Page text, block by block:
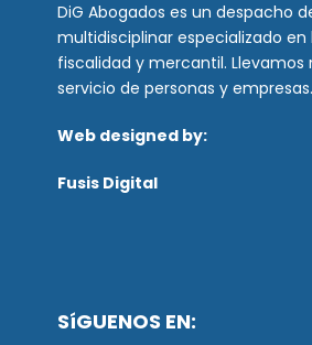
DiG Abogados es un despacho
multidisciplinar especializado
fiscalidad y mercantil. Llevamos
servicio de personas y empresas.
Web designed by:
Fusis Digital
SíGUENOS EN: